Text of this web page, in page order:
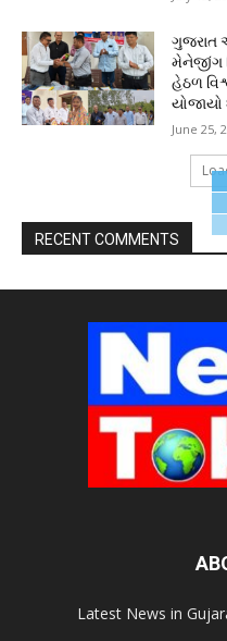
ગુજરાત
મેનેજીંગ
હેઠળ
યોજાયો
June 25,
RECENT COMMENTS
Latest News in